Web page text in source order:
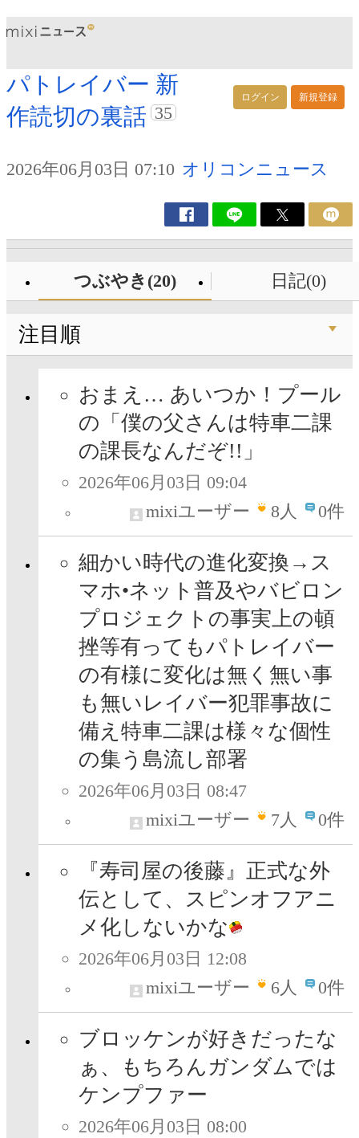
ログイン 新規登録
パトレイバー 新
作読切の裏話 35
2026年06月03日 07:10 オリコンニュース
つぶやき(20) 日記(0)
注目順
おまえ… あいつか！プール
の「僕の父さんは特車二課
の課長なんだぞ!!」
2026年06月03日 09:04
mixiユーザー
8人 0件
細かい時代の進化変換→ス
マホ•ネット普及やバビロン
プロジェクトの事実上の頓
挫等有ってもパトレイバー
の有様に変化は無く無い事
も無いレイバー犯罪事故に
備え特車二課は様々な個性
の集う島流し部署
2026年06月03日 08:47
mixiユーザー
7人 0件
『寿司屋の後藤』正式な外
伝として、スピンオフアニ
メ化しないかな
2026年06月03日 12:08
mixiユーザー
6人 0件
ブロッケンが好きだったな
ぁ、もちろんガンダムでは
ケンプファー
2026年06月03日 08:00